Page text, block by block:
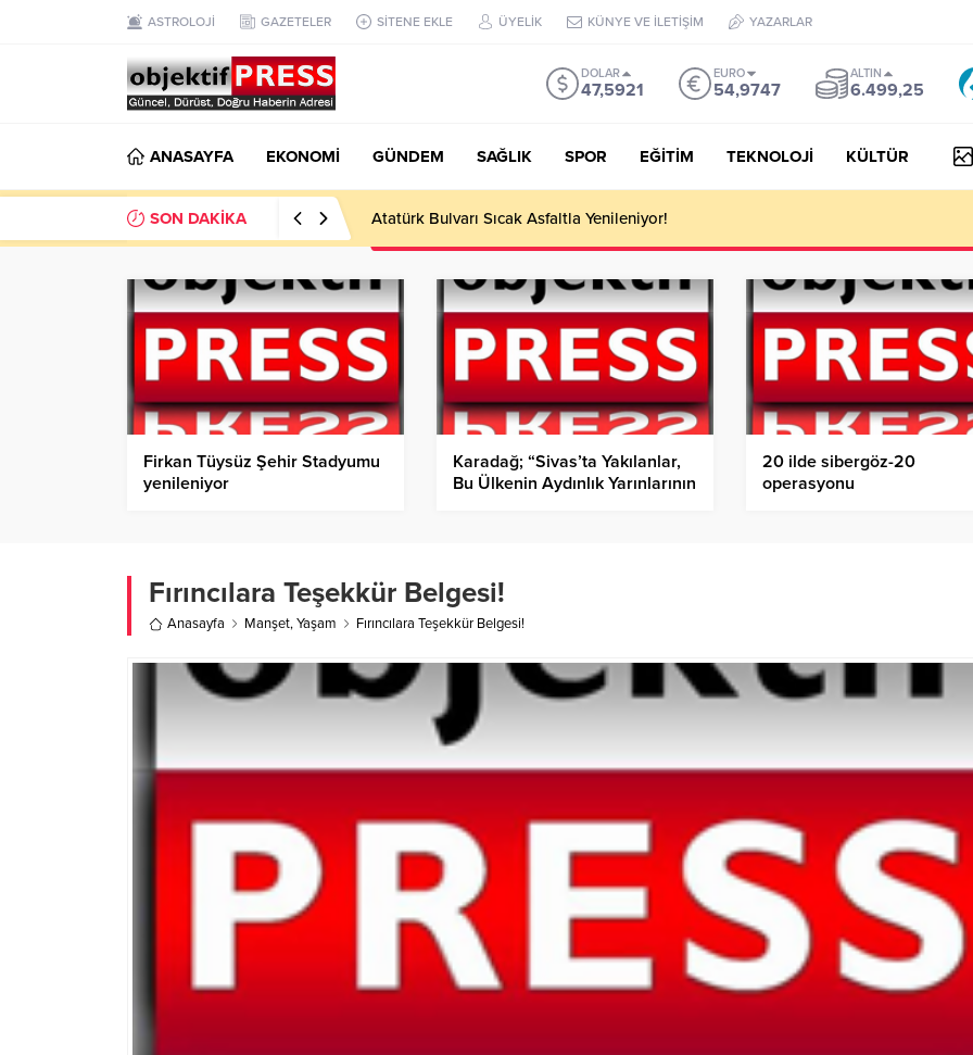
ASTROLOJİ GAZETELER SİTENE EKLE ÜYELİK KÜNYE VE İLETİŞİM YAZARLAR
DOLAR
47,5921
EURO
54,9747
ALTIN
6.499,25
ANASAYFA EKONOMİ GÜNDEM SAĞLIK SPOR EĞİTİM TEKNOLOJİ KÜLTÜR
SON DAKİKA Temmuzda IPARD III Kapsamında 634,3 Milyon Lira Hibe Ödemesi Yapıldı!
Firkan Tüysüz Şehir Stadyumu
yenileniyor
Karadağ; “Sivas’ta Yakılanlar,
Bu Ülkenin Aydınlık Yarınlarının
20 ilde sibergöz-20
operasyonu
Fırıncılara Teşekkür Belgesi!
Anasayfa Manşet,Yaşam Fırıncılara Teşekkür Belgesi!